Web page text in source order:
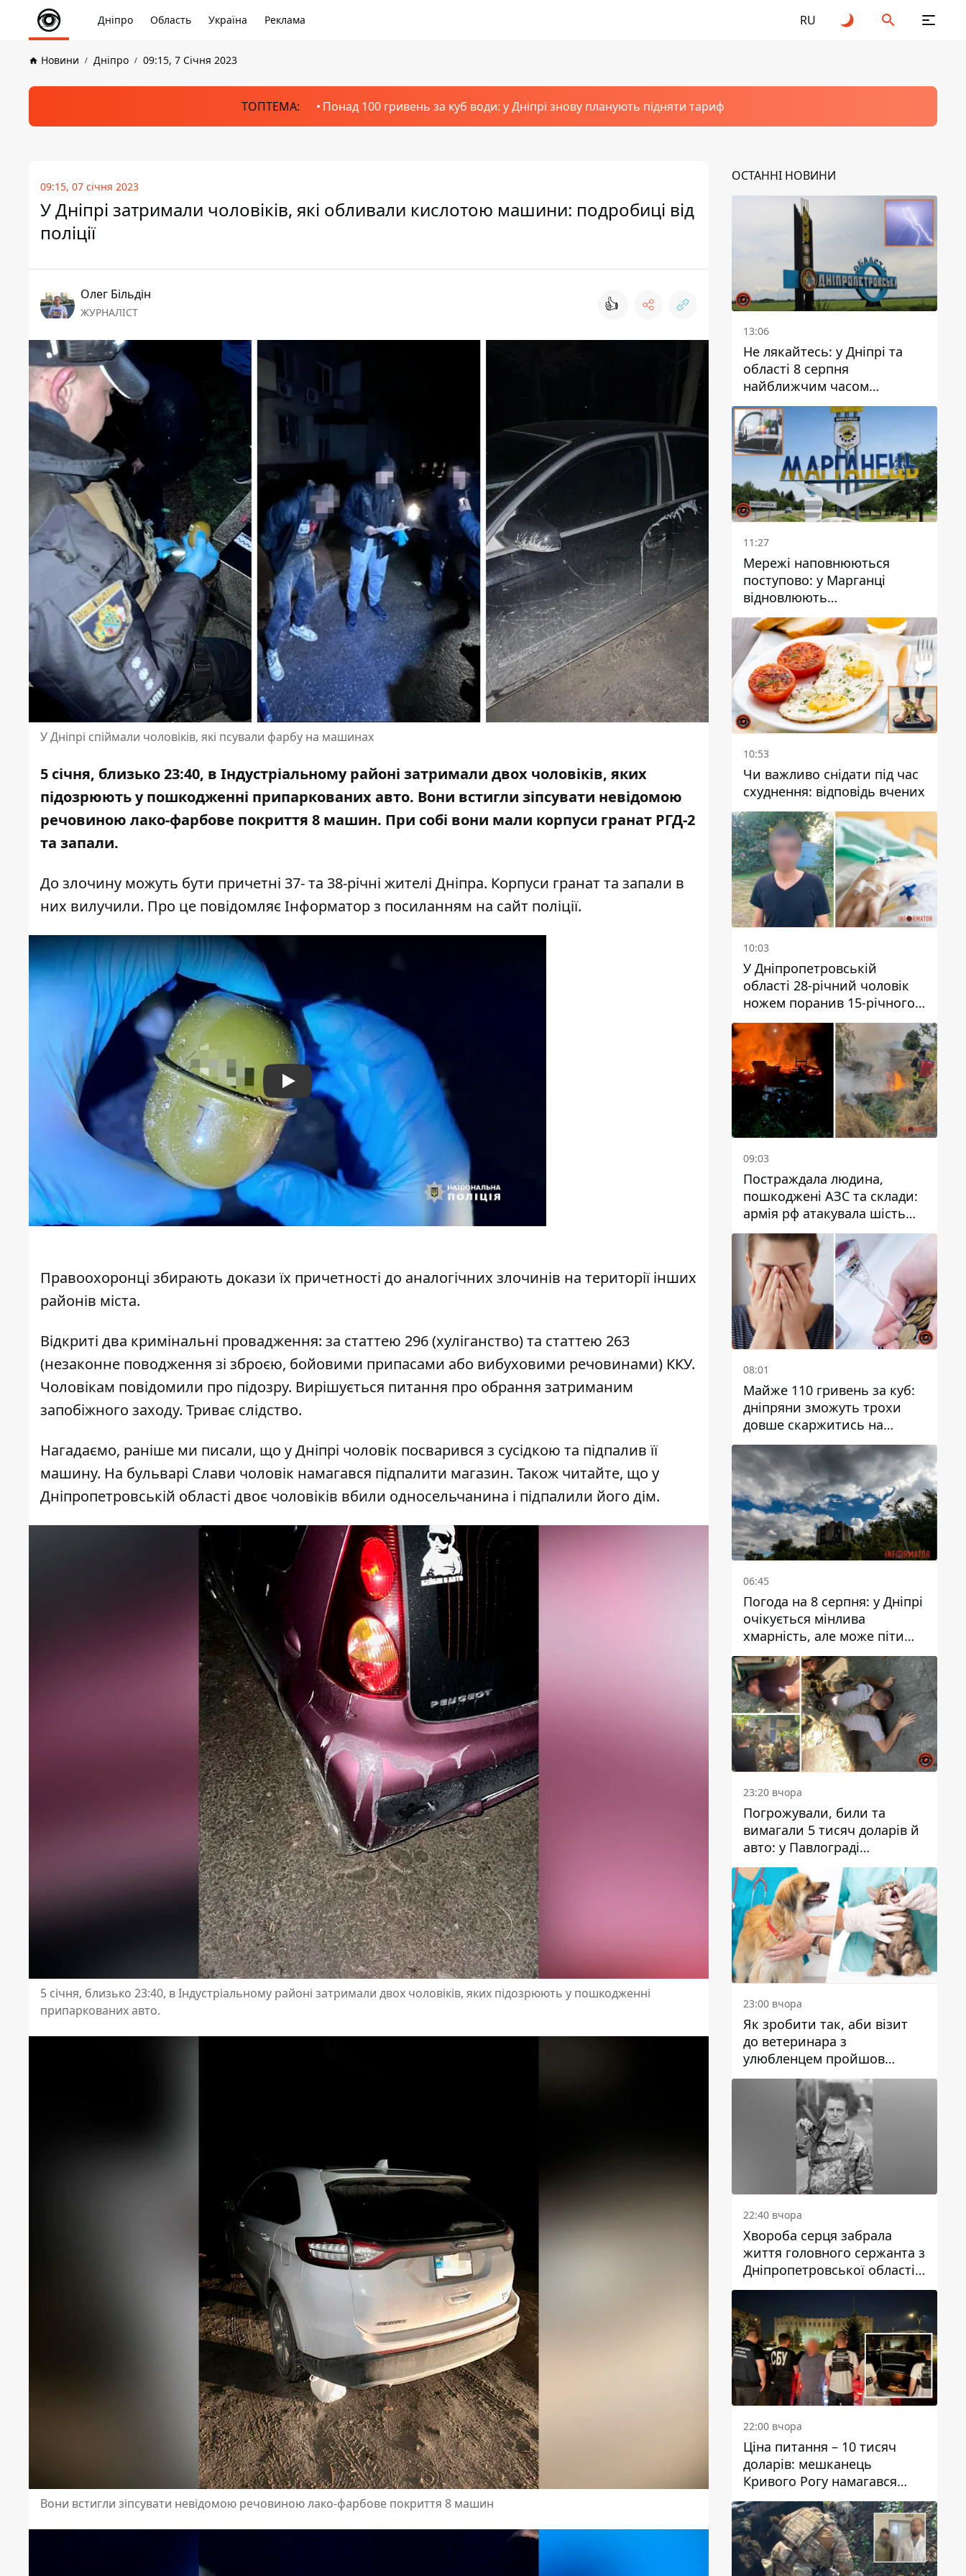
Дніпро Область Україна Реклама RU
Новини Дніпро 09:15, 7 Січня 2023
ТОПТЕМА: Понад 100 гривень за куб води: у Дніпрі знову планують підняти тариф
09:15, 07 січня 2023
У Дніпрі затримали чоловіків, які обливали кислотою машини: подробиці від
поліції
Олег Більдін
ЖУРНАЛІСТ 👍
У Дніпрі спіймали чоловіків, які псували фарбу на машинах
5 січня, близько 23:40, в Індустріальному районі затримали двох чоловіків, яких
підозрюютьу пошкодженні припаркованих авто. Вони встигли зіпсувати невідомою
речовиною лако-фарбове покриття 8 машин. При собі вони мали корпуси гранат РГД-2
та запали.
До злочину можуть бути причетні 37- та 38-річні жителі Дніпра. Корпуси гранат та запали в
них вилучили. Про це повідомляє Інформатор з посиланням на сайт поліції.
Play
Правоохоронці збирають докази їх причетності до аналогічних злочинів на території інших
районів міста.
Відкриті два кримінальні провадження: за статтею 296 (хуліганство) та статтею 263
(незаконне поводження зі зброєю, бойовими припасами або вибуховими речовинами) ККУ.
Чоловікам повідомили про підозру. Вирішується питання про обрання затриманим
запобіжного заходу. Триває слідство.
Нагадаємо, раніше ми писали, що у Дніпрі чоловік посварився з сусідкою та підпалив її
машину. На бульварі Слави чоловік намагався підпалити магазин. Також читайте, що у
Дніпропетровській області двоє чоловіків вбили односельчанина і підпалили його дім.
5 січня, близько 23:40, в Індустріальному районі затримали двох чоловіків, яких підозрюють у пошкодженні
припаркованих авто.
Вони встигли зіпсувати невідомою речовиною лако-фарбове покриття 8 машин
ОСТАННІ НОВИНИ
13:06
Не лякайтесь: у Дніпрі та
області 8 серпня
найближчим часом
очікується гроза
11:27
Мережі наповнюються
поступово: у Марганці
відновлюють
водопостачання
10:53
Чи важливо снідати під час
схуднення: відповідь вчених
10:03
У Дніпропетровській
області 28-річний чоловік
ножем поранив 15-річного
хлопця
09:03
Постраждала людина,
пошкоджені АЗС та склади:
армія рф атакувала шість
районів Дніпропетровської
області
08:01
Майже 110 гривень за куб:
дніпряни зможуть трохи
довше скаржитись на
заплановані тарифи на воду
на 2027 рік
06:45
Погода на 8 серпня: у Дніпрі
очікується мінлива
хмарність, але може піти
дощ
23:20 вчора
Погрожували, били та
вимагали 5 тисяч доларів й
авто: у Павлограді
затримали двох чоловіків
23:00 вчора
Як зробити так, аби візит
до ветеринара з
улюбленцем пройшов
спокійно: прості поради
22:40 вчора
Хвороба серця забрала
життя головного сержанта з
Дніпропетровської області
Юрія Свистуна
22:00 вчора
Ціна питання – 10 тисяч
доларів: мешканець
Кривого Рогу намагався
переправити чоловіка до
Словаччини